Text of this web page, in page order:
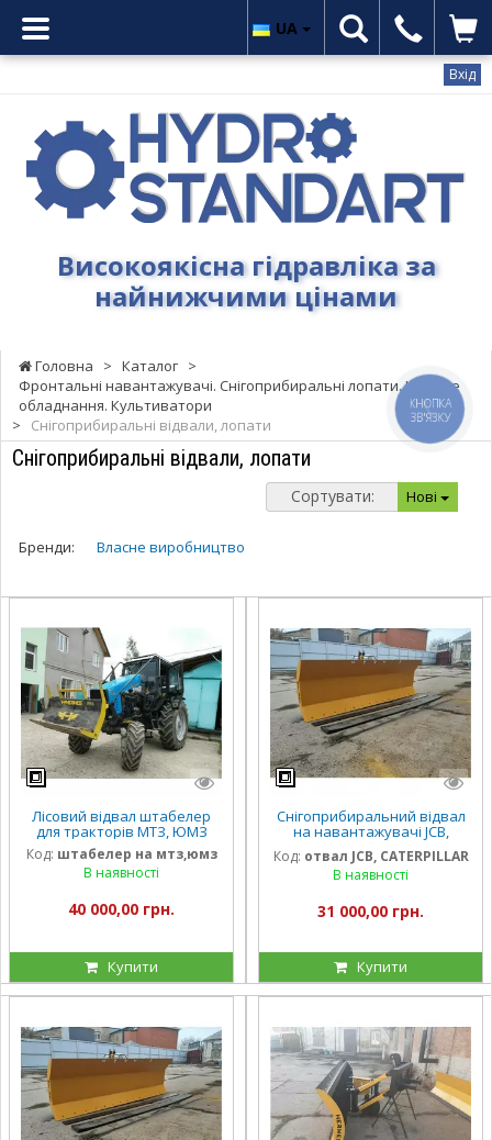
Вхід
Гідростандарт
Високоякісна
гідравліка
цінамиВисокоякісна гідравліка за
найнижчими цінами
UA
Головна > Каталог >
Фронтальні навантажувачі. Снігоприбиральні лопати. Навісне
обладнання. Культиватори
>
Снігоприбиральні відвали, лопати
Снігоприбиральні відвали, лопати
Сортувати: Нові
Бренди: Власне виробництво
Лісовий відвал штабелер
для тракторів МТЗ, ЮМЗ
Код: штабелер на мтз,юмз
В наявності
40 000,00 грн.
Купити
Снігоприбиральний відвал
на навантажувачі JCB,
CATERPILLAR, CAT, KOMATSU,
Merlo
Код: отвал JCB, CATERPILLAR
В наявності
31 000,00 грн.
Купити
КНОПКА
ЗВ'ЯЗКУ